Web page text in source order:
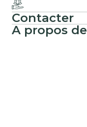
Contacter
A propos de